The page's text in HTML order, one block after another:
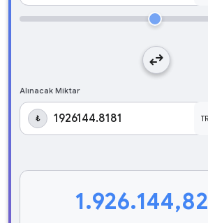
swap_horiz
Alınacak Miktar
₺
1.926.144,82